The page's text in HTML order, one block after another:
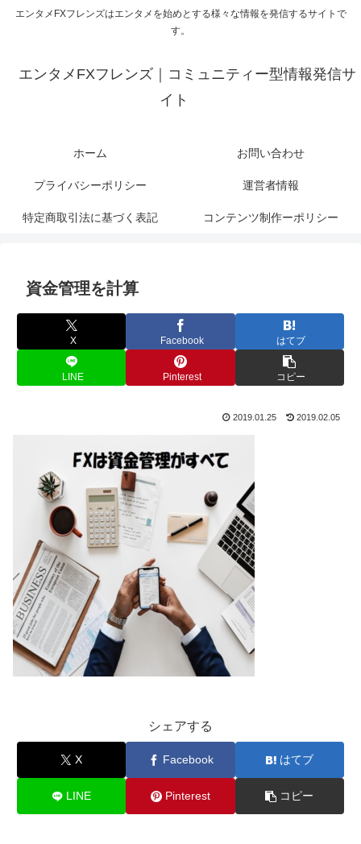
エンタメFXフレンズはエンタメを始めとする様々な情報を発信するサイトで
す。
エンタメFXフレンズ｜コミュニティー型情報発信サ
イト
ホーム お問い合わせ
プライバシーポリシー 運営者情報
特定商取引法に基づく表記 コンテンツ制作ーポリシー
資金管理を計算
X Facebook はてブ
LINE Pinterest コピー
2019.01.25 2019.02.05
シェアする
X Facebook はてブ
LINE Pinterest コピー